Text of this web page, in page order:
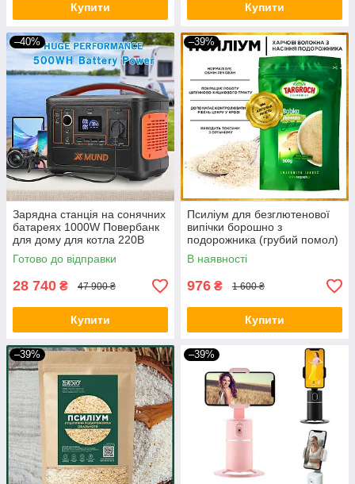
Купити Купити
–40%
Зарядна станція на сонячних
батареях 1000W Повербанк
для дому для котла 220В
Генератор для квартири BIO
Готово до відправки
28 740 ₴ 47 900 ₴
Купити
–39%
Псиліум для безглютенової
випічки борошно з
подорожника (грубий помол)
1500 грам
В наявності
976 ₴ 1 600 ₴
Купити
–39% –39%